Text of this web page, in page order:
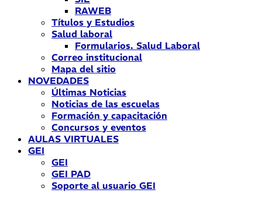
RAWEB
Títulos y Estudios
Salud laboral
Formularios. Salud Laboral
Correo institucional
Mapa del sitio
NOVEDADES
Últimas Noticias
Noticias de las escuelas
Formación y capacitación
Concursos y eventos
AULAS VIRTUALES
GEI
GEI
GEI PAD
Soporte al usuario GEI